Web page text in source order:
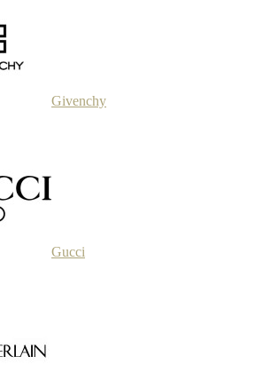
Givenchy
Gucci